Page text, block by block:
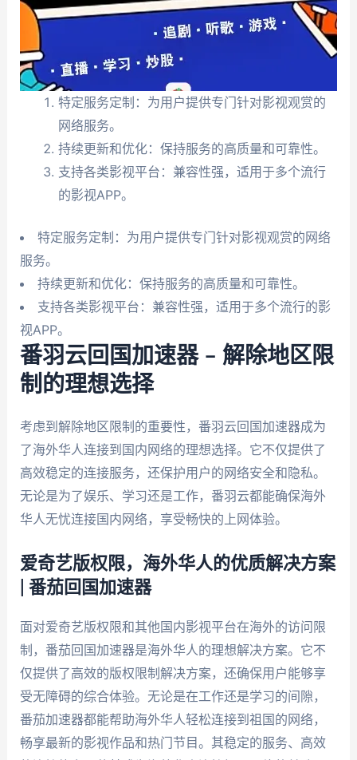
特定服务定制：为用户提供专门针对影视观赏的
网络服务。
持续更新和优化：保持服务的高质量和可靠性。
支持各类影视平台：兼容性强，适用于多个流行
的影视APP。
特定服务定制：为用户提供专门针对影视观赏的网络
服务。
持续更新和优化：保持服务的高质量和可靠性。
支持各类影视平台：兼容性强，适用于多个流行的影
视APP。
番羽云回国加速器 – 解除地区限
制的理想选择
考虑到解除地区限制的重要性，番羽云回国加速器成为
了海外华人连接到国内网络的理想选择。它不仅提供了
高效稳定的连接服务，还保护用户的网络安全和隐私。
无论是为了娱乐、学习还是工作，番羽云都能确保海外
华人无忧连接国内网络，享受畅快的上网体验。
爱奇艺版权限，海外华人的优质解决方案
| 番茄回国加速器
面对爱奇艺版权限和其他国内影视平台在海外的访问限
制，番茄回国加速器是海外华人的理想解决方案。它不
仅提供了高效的版权限制解决方案，还确保用户能够享
受无障碍的综合体验。无论是在工作还是学习的间隙，
番茄加速器都能帮助海外华人轻松连接到祖国的网络，
畅享最新的影视作品和热门节目。其稳定的服务、高效